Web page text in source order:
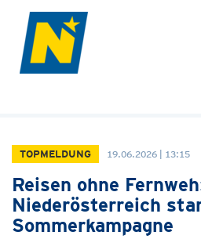
TOPMELDUNG 19.06.2026 | 13:15
Reisen ohne
Niederösterreich
Sommerkampagne